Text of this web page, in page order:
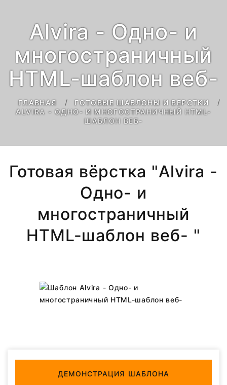
Alvira - Одно- и
многостраничный
HTML-шаблон веб-
ГЛАВНАЯ
ГОТОВЫЕ ШАБЛОНЫ И ВЕРСТКИ
ALVIRA - ОДНО- И МНОГОСТРАНИЧНЫЙ HTML-
ШАБЛОН ВЕБ-
Готовая вёрстка "Alvira -
Одно- и
многостраничный
HTML-шаблон веб- "
ДЕМОНСТРАЦИЯ ШАБЛОНА